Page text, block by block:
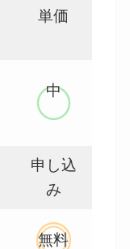
単価
中
申し込
み
無料